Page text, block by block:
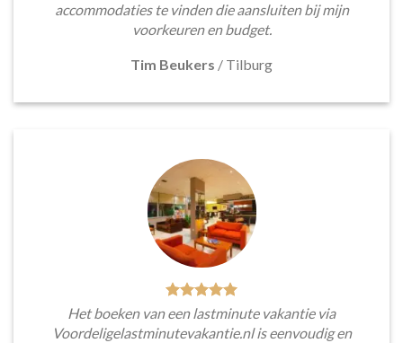
accommodaties te vinden die aansluiten bij mijn
voorkeuren en budget.
Tim Beukers / Tilburg
Het boeken van een lastminute vakantie via
Voordeligelastminutevakantie.nl is eenvoudig en